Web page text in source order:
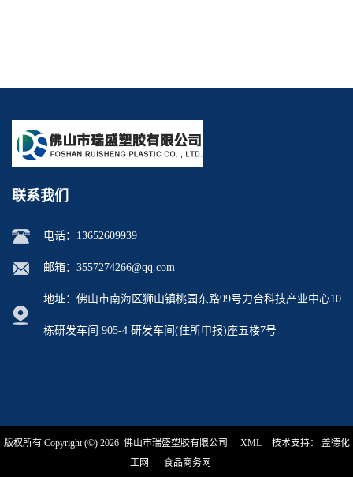
联系我们
电话： 13652609939
邮箱： 3557274266@qq.com
地址：佛山市南海区狮山镇桃园东路99号力合科技产业中心10
栋研发车间 905-4 研发车间(住所申报)座五楼7号
版权所有 Copyright (©) 2026 佛山市瑞盛塑胶有限公司 XML 技术支持： 盖德化
工网
食品商务网